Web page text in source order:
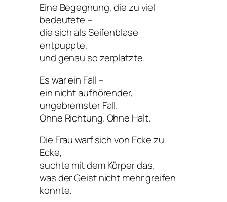
Eine Begegnung, die zu viel
bedeutete –
die sich als Seifenblase
entpuppte,
und genau so zerplatzte.
Es war ein Fall –
ein nicht aufhörender,
ungebremster Fall.
Ohne Richtung. Ohne Halt.
Die Frau warf sich von Ecke zu
Ecke,
suchte mit dem Körper das,
was der Geist nicht mehr greifen
konnte.